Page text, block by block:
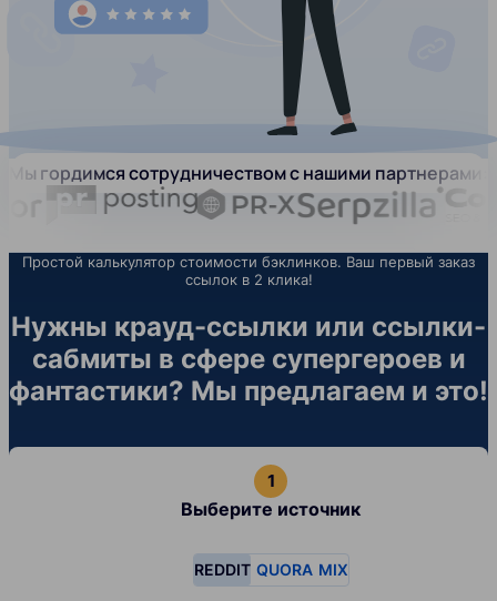
Мы гордимся сотрудничеством с нашими партнерами:
Простой калькулятор стоимости бэклинков. Ваш первый заказ
ссылок в 2 клика!
Нужны крауд-ссылки или ссылки-
сабмиты в сфере супергероев и
фантастики? Мы предлагаем и это!
Выберите источник
REDDIT QUORA MIX